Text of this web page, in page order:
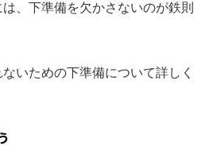
、下準備を欠かさないのが鉄則
いための下準備について詳しく